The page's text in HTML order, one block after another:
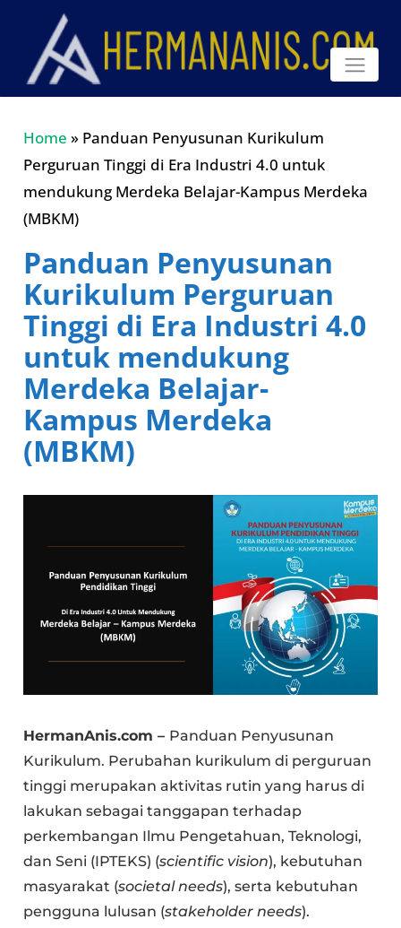
Home » Panduan Penyusunan Kurikulum
Perguruan Tinggi di Era Industri 4.0 untuk
mendukung Merdeka Belajar-Kampus Merdeka
(MBKM)
Panduan Penyusunan
Kurikulum Perguruan
Tinggi di Era Industri 4.0
untuk mendukung
Merdeka Belajar-
Kampus Merdeka
(MBKM)
HermanAnis.com – Panduan Penyusunan
Kurikulum. Perubahan kurikulum di perguruan
tinggi merupakan aktivitas rutin yang harus di
lakukan sebagai tanggapan terhadap
perkembangan Ilmu Pengetahuan, Teknologi,
dan Seni (IPTEKS) (scientific vision), kebutuhan
masyarakat (societal needs), serta kebutuhan
pengguna lulusan (stakeholder needs).